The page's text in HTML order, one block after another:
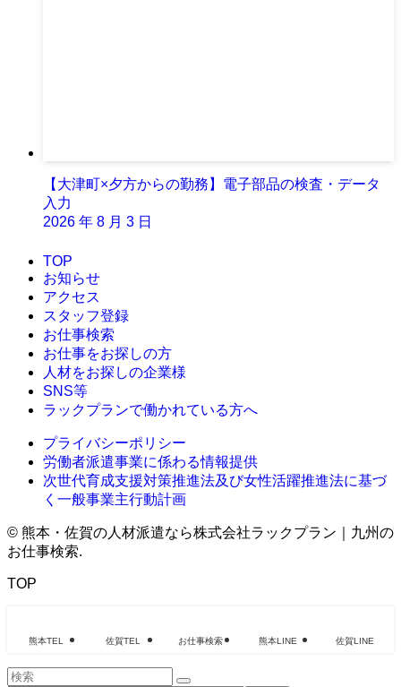
【大津町×夕方からの勤務】電子部品の検査・データ
入力
2026 年 8 月 3 日
TOP
お知らせ
アクセス
スタッフ登録
お仕事検索
お仕事をお探しの方
人材をお探しの企業様
SNS等
ラックプランで働かれている方へ
プライバシーポリシー
労働者派遣事業に係わる情報提供
次世代育成支援対策推進法及び女性活躍推進法に基づ
く一般事業主行動計画
© 熊本・佐賀の人材派遣なら株式会社ラックプラン｜九州の
お仕事検索.
TOP
熊本TEL 佐賀TEL お仕事検索 熊本LINE 佐賀LINE